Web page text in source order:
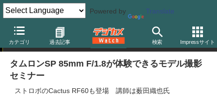
Powered by Translate
カテゴリ 過去記事 検索 Impressサイト
イベント
タムロンSP 85mm F/1.8が体験できるモデル撮影
セミナー
ストロボのCactus RF60も登場 講師は薮田織也氏